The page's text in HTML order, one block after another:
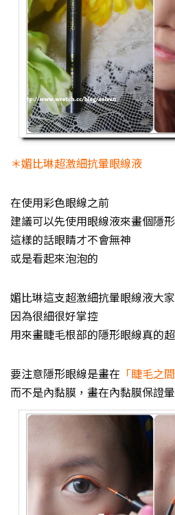
＊媚比琳超激細抗暈眼線液
在使用彩色眼線之前
建議可以先使用眼線液來畫個隱
這樣的話眼睛才不會無神
或是看起來泡泡的
媚比琳這支超激細抗暈眼線液大
因為很細很好掌控
用來畫睫毛根部的隱形眼線真的
要注意隱形眼線是畫在 「睫毛之
而不是內黏膜，畫在內黏膜保證